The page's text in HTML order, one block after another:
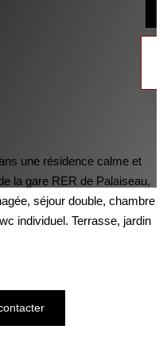
une résidence calme et
la gare RER de Palaiseau,
séjour double, chambre
individuel. Terrasse, jardin